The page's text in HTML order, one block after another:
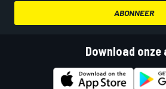
ABONNEER
Download onze